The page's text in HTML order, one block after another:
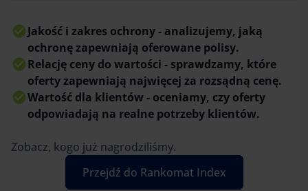
Jakość i zakres ochrony - analizujemy, jaką
ochronę zapewniają oferowane polisy.
Relację ceny do wartości - sprawdzamy, które
oferty zapewniają najwięcej za rozsądną cenę.
Wartość dla klientów - oceniamy, czy oferty
odpowiadają na realne potrzeby klientów.
Zobacz, kogo już nagrodziliśmy.
Przejdź do Rankomat Index